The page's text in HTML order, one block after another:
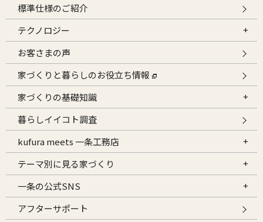
標準仕様のご紹介
テクノロジー
お客さまの声
家づくりと暮らしのお役立ち情報
家づくりの基礎知識
暮らしイイコト調査
kufura meets 一条工務店
テーマ別に見る家づくり
一条の公式SNS
アフターサポート